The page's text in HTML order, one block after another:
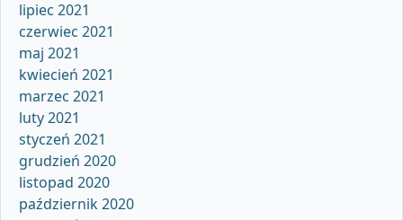
lipiec 2021
czerwiec 2021
maj 2021
kwiecień 2021
marzec 2021
luty 2021
styczeń 2021
grudzień 2020
listopad 2020
październik 2020